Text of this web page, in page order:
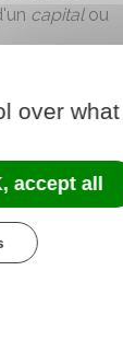
capital ou
d'un
ou
dans la
over
accept all